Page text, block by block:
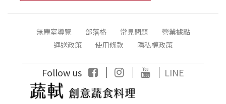
無塵室導覽 部落格 常見問題
營業據點
運送政策
使用條款 隱私權政策
Follow us ｜ ｜ ｜ LINE